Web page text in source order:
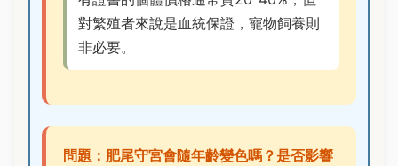
對繁殖者來說是血統保證，寵物飼養則
非必要。
問題：肥尾守宮會隨年齡變色嗎？是否影響